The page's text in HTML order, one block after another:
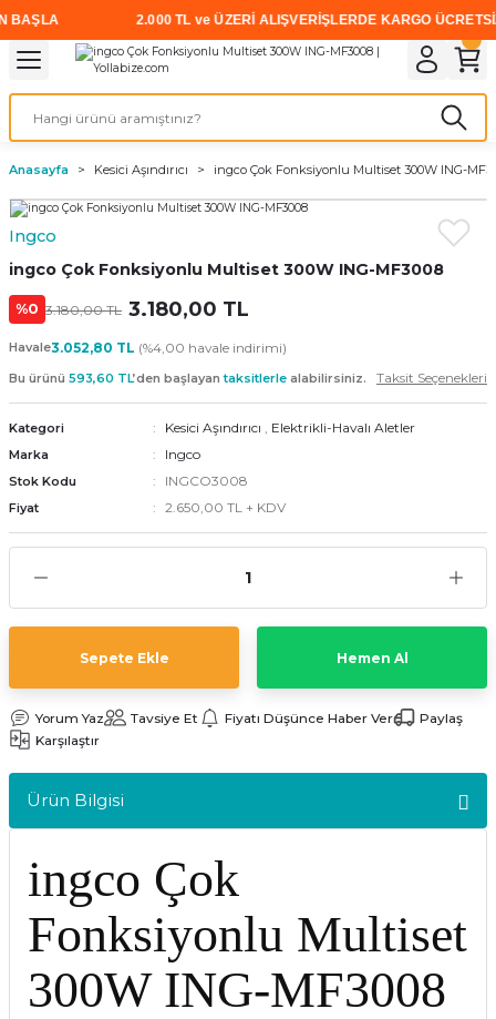
2.000 TL ve ÜZERİ ALIŞVERİŞLERDE KARGO ÜCRETSİZ •
Geri Dön
Geri Dön
Geri Dön
Akıllı Vidalar
Sunta Vidası
Geri Dön
Geri Dön
Akülü Vidalamalar
Elektrikli Matkaplar
Gaz Armatürleri
Mıknatıslar
Geri Dön
Geri Dön
Cırt Zımparalar
Anasayfa
Kesici Aşındırıcı ingco Çok Fonksiyonlu Multiset 300W ING-
Ingco
ingco Çok Fonksiyonlu Multiset 300W ING-MF3008
%0 3.180,00 TL 3.180,00 TL
Havale3.052,80 TL (%4,00 havale indirimi)
Bu ürünü 593,60 TL’den başlayantaksitlerle alabilirsiniz. Taksit Seçenekleri
Kategori Kesici Aşındırıcı , Elektrikli-Havalı Aletler
Marka Ingco
Stok Kodu INGCO3008
Fiyat 2.650,00 TL + KDV
Sepete Ekle Hemen Al
Yorum Yaz Tavsiye Et Fiyatı Düşünce Haber Ver
Paylaş
Karşılaştır
Ürün Bilgisi
ingco Çok
Fonksiyonlu Multiset
300W ING-MF3008